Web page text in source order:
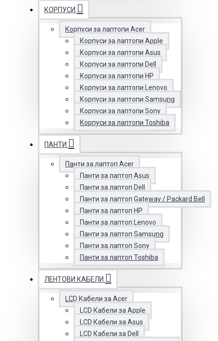
КОРПУСИ
Корпуси за лаптопи Acer
Корпуси за лаптопи Apple
Корпуси за лаптопи Asus
Корпуси за лаптопи Dell
Корпуси за лаптопи HP
Корпуси за лаптопи Lenovo
Корпуси за лаптопи Samsung
Корпуси за лаптопи Sony
Корпуси за лаптопи Toshiba
ПАНТИ
Панти за лаптоп Acer
Панти за лаптоп Asus
Панти за лаптоп Dell
Панти за лаптоп Gateway / Packard Bell
Панти за лаптоп HP
Панти за лаптоп Lenovo
Панти за лаптоп Samsung
Панти за лаптоп Sony
Панти за лаптоп Toshiba
ЛЕНТОВИ КАБЕЛИ
LCD Кабели за Acer
LCD Кабели за Apple
LCD Кабели за Asus
LCD Кабели за Dell